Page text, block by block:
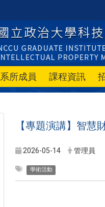
系所成員 課程資訊
【專題演講】智慧
2026-05-14 管理員
學術活動